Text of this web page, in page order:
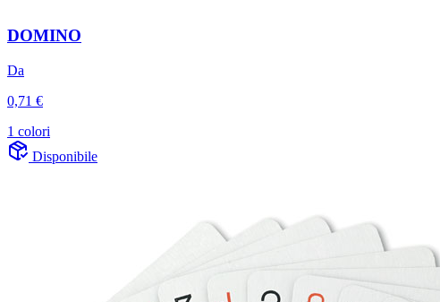
DOMINO
Da
0,71 €
1 colori
Disponibile